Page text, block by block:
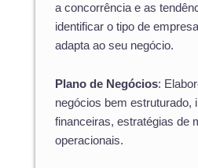
a concorrência e as
identificar o tipo de
adapta ao seu negócio.
Plano de Negócios:
negócios bem estruturado,
financeiras, estratégias de
operacionais.